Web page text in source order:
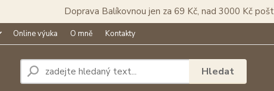
Doprava Balíkovnou jen za 69 Kč, nad 3000 Kč
Online výuka O mně Kontakty
Hledat